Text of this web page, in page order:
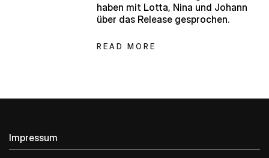
haben mit Lotta, Nina und Johann
über das Release gesprochen.
READ MORE
Impressum